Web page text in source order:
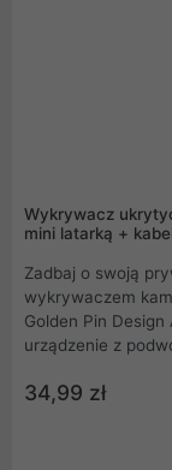
Wykrywacz
mini latarką +
Zadbaj o swoją
wykrywaczem kamer
Golden Pin
urządzenie z
ukrytych kamer nawet w trudno dostępnych miejscach. Dzięki
trzem trybom
34,99 zł